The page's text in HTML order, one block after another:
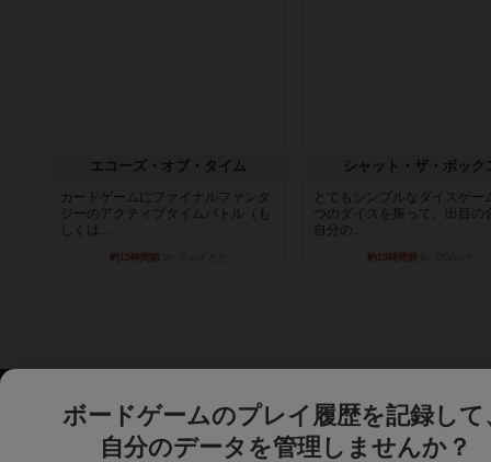
エコーズ・オブ・タイム
カードゲームにファイナルファンタ
ジーのアクティブタイムバトル（も
しくは...
約15時間前
シャット・ザ・ボック
とてもシンプルなダイスゲー
つのダイスを振って、出目の
自分の...
約15時間前
ボードゲームのプレイ履歴を記録して
自分のデータを管理しませんか？